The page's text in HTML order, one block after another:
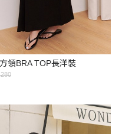
領BRA TOP長洋裝